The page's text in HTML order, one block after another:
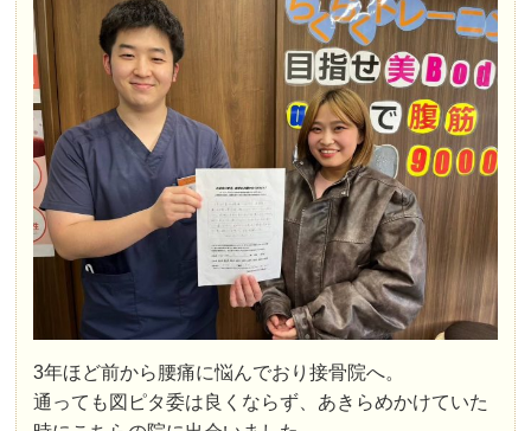
3年ほど前から腰痛に悩んでおり接骨院へ。
通っても図ピタ委は良くならず、あきらめかけていた